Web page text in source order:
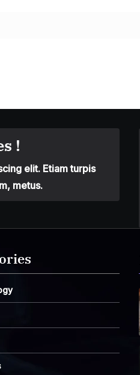
!
elit. Etiam turpis
metus.